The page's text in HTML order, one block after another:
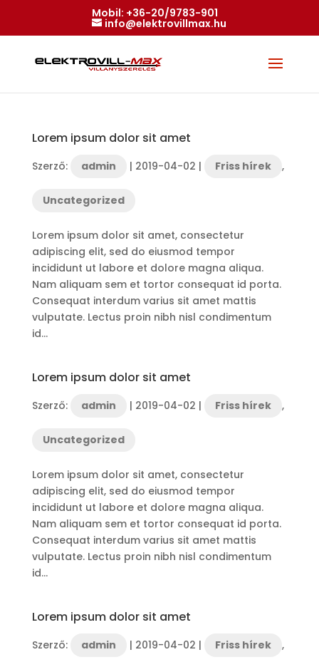
Mobil: +36-20/9783-901
info@elektrovillmax.hu
Lorem ipsum dolor sit amet
Szerző: admin | 2019-04-02 | Friss hírek ,
Uncategorized
Lorem ipsum dolor sit amet, consectetur
adipiscing elit, sed do eiusmod tempor
incididunt ut labore et dolore magna aliqua.
Nam aliquam sem et tortor consequat id porta.
Consequat interdum varius sit amet mattis
vulputate. Lectus proin nibh nisl condimentum
id...
Lorem ipsum dolor sit amet
Szerző: admin | 2019-04-02 | Friss hírek ,
Uncategorized
Lorem ipsum dolor sit amet, consectetur
adipiscing elit, sed do eiusmod tempor
incididunt ut labore et dolore magna aliqua.
Nam aliquam sem et tortor consequat id porta.
Consequat interdum varius sit amet mattis
vulputate. Lectus proin nibh nisl condimentum
id...
Lorem ipsum dolor sit amet
Szerző: admin | 2019-04-02 | Friss hírek ,